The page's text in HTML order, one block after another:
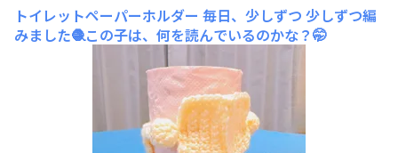
トイレットペーパーホルダー 毎日、少しずつ 少しずつ編
みました🧶この子は、何を読んでいるのかな？🤭